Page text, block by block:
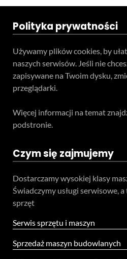
Polityka prywatności
Używamy plików cookies, by
naszych serwisów. Jeśli nie
zapisywane na Twoim dysku,
przeglądarki.
Więcej informacji na temat
podstronie.
Czym się zajmujemy
Dostarczamy wysokiej klasy
Świadczymy usługi serwisowe,
sprzęt
Serwis sprzętu i maszyn
Sprzedaż maszyn budowlanych